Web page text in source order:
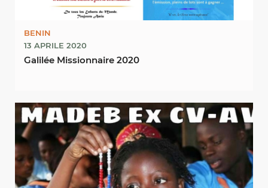
BENIN
13 APRILE 2020
Galilée Missionnaire 2020